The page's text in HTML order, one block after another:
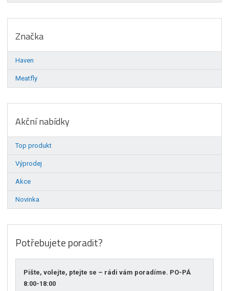
Značka
Haven
Meatfly
Akční nabídky
Top produkt
Výprodej
Akce
Novinka
Potřebujete poradit?
Pište, volejte, ptejte se – rádi vám poradíme. PO-PÁ
8:00-18:00